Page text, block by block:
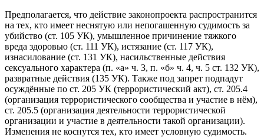
Предполагается, что действие законопроекта распространится
на тех, кто имеет неснятую или непогашенную судимость за
убийство (ст. 105 УК), умышленное причинение тяжкого
вреда здоровью (ст. 111 УК), истязание (ст. 117 УК),
изнасилование (ст. 131 УК), насильственные действия
сексуального характера (п. «а» ч. 3, п. «б» ч. 4, ч. 5 ст. 132 УК),
развратные действия (135 УК). Также под запрет подпадут
осуждённые по ст. 205 УК (террористический акт), ст. 205.4
(организация террористического сообщества и участие в нём),
ст. 205.5 (организация деятельности террористической
организации и участие в деятельности такой организации).
Изменения не коснутся тех, кто имеет условную судимость.